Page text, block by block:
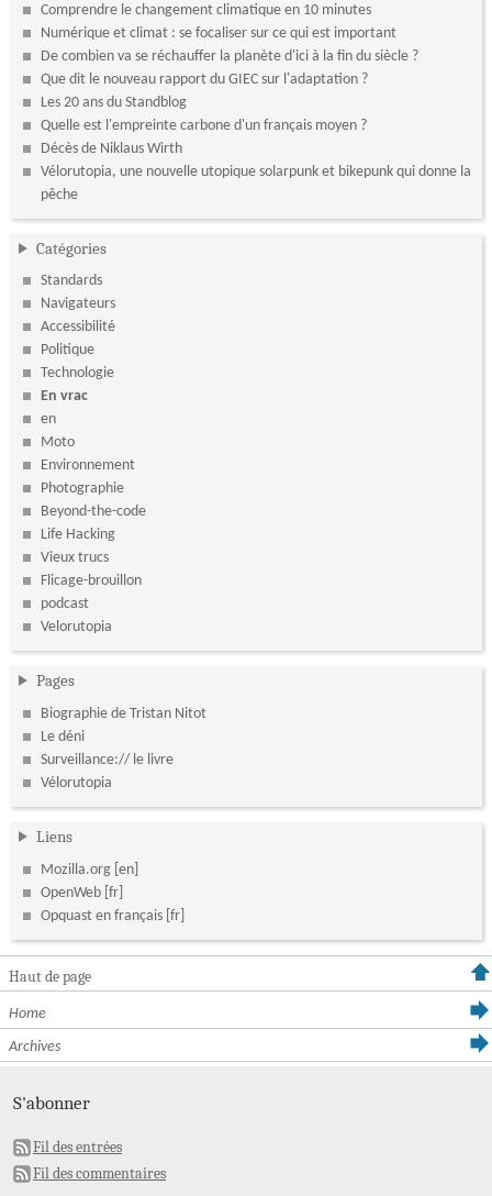
Comprendre le changement climatique en 10 minutes
Numérique et climat : se focaliser sur ce qui est important
De combien va se réchauffer la planète d'ici à la fin du siècle ?
Que dit le nouveau rapport du GIEC sur l'adaptation ?
Les 20 ans du Standblog
Quelle est l'empreinte carbone d'un français moyen ?
Décès de Niklaus Wirth
Vélorutopia, une nouvelle utopique solarpunk et bikepunk qui donne la
pêche
Catégories
Standards
Navigateurs
Accessibilité
Politique
Technologie
En vrac
en
Moto
Environnement
Photographie
Beyond-the-code
Life Hacking
Vieux trucs
Flicage-brouillon
podcast
Velorutopia
Pages
Biographie de Tristan Nitot
Le déni
Surveillance:// le livre
Vélorutopia
Liens
Mozilla.org
OpenWeb
Opquast en français
Haut de page
Home
Archives
S'abonner
Fil des entrées
Fil des commentaires